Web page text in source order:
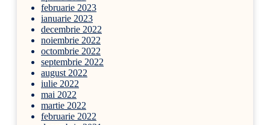
februarie 2023
ianuarie 2023
decembrie 2022
noiembrie 2022
octombrie 2022
septembrie 2022
august 2022
iulie 2022
mai 2022
martie 2022
februarie 2022